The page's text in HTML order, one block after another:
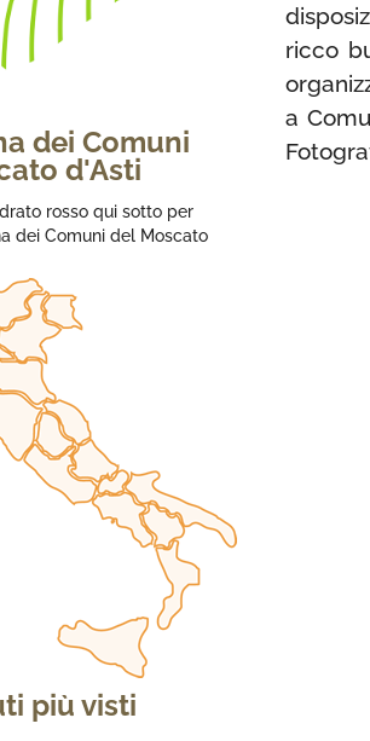
dei Comuni
d'Asti
rosso qui sotto per
dei Comuni del Moscato
più visti
ricco
a